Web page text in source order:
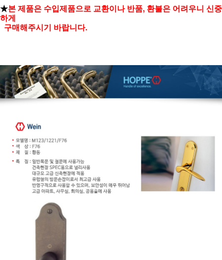
★본 제품은 수입제품으로 교환이나 반품, 환불은 어려우니 신중
하게
구매해주시기 바랍니다.